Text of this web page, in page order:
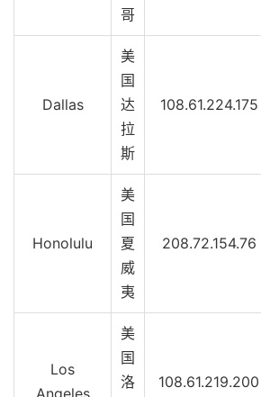
哥
Dallas
美
国
达
拉
斯
108.61.224.175
Honolulu
美
国
夏
威
夷
208.72.154.76
Los
Angeles
美
国
洛
108.61.219.200